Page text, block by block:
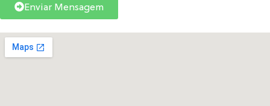
Enviar Mensagem